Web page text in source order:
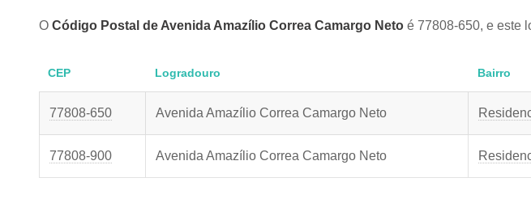
O Código Postal de Avenida Amazílio Correa Camargo Neto é 77808-650, e este
CEP Logradouro Bairro
77808-650 Avenida Amazílio Correa Camargo Neto
77808-900 Avenida Amazílio Correa Camargo Neto